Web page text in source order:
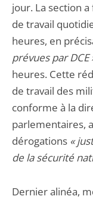
jour. La section
de travail
heures, en
prévues par DCE
heures. Cette
de travail des
conforme à la
parlementaires,
dérogations «
de la sécurité
Dernier alinéa,